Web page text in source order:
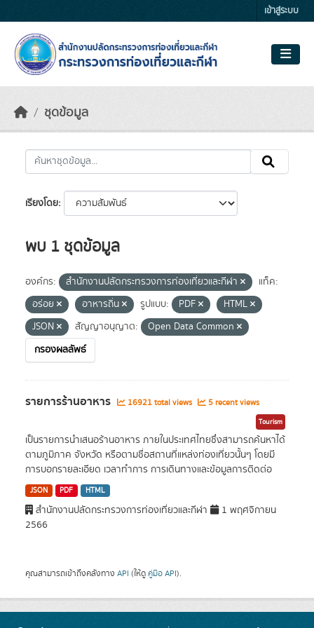
เข้าสู่ระบบ
ชุดข้อมูล
เรียงโดย
พบ 1 ชุดข้อมูล
องค์กร: สำนักงานปลัดกระทรวงการท่องเที่ยวและกีฬา
แท็ค:
อร่อย
อาหารถิ่น รูปแบบ: PDF
HTML
JSON
สัญญาอนุญาต:
Open Data Common
กรองผลลัพธ์
รายการร้านอาหาร 16921 total views 5 recent views
Tourism
เป็นรายการนำเสนอร้านอาหาร ภายในประเทศไทยซึ่งสามารถค้นหาได้
ตามภูมิภาค จังหวัด หรือตามชื่อสถานที่แหล่งท่องเที่ยวนั้นๆ โดยมี
การบอกรายละเอียด เวลาทำการ การเดินทางและข้อมูลการติดต่อ
JSON PDF HTML
สำนักงานปลัดกระทรวงการท่องเที่ยวและกีฬา
1 พฤศจิกายน
2566
คุณสามารถเข้าถึงคลังทาง API (ให้ดู คู่มือ API).